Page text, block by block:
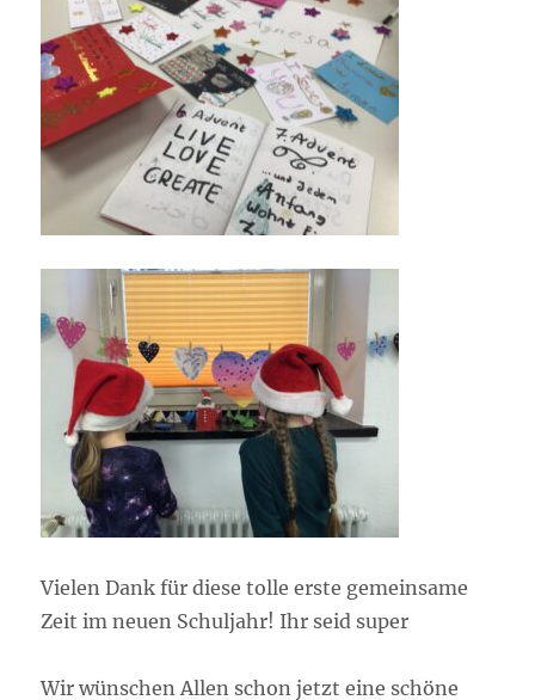
Vielen Dank für diese tolle erste gemeinsame
Zeit im neuen Schuljahr! Ihr seid super
Wir wünschen Allen schon jetzt eine schöne